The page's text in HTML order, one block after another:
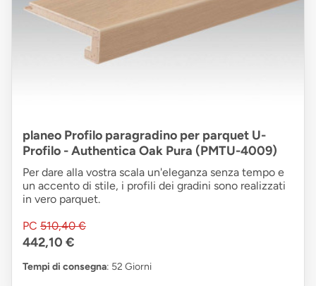
planeo Profilo paragradino per parquet U-
Profilo - Authentica Oak Pura (PMTU-4009)
Per dare alla vostra scala un'eleganza senza tempo e
un accento di stile, i profili dei gradini sono realizzati
in vero parquet.
PC 510,40 €
442,10 €
Tempi di consegna: 52 Giorni